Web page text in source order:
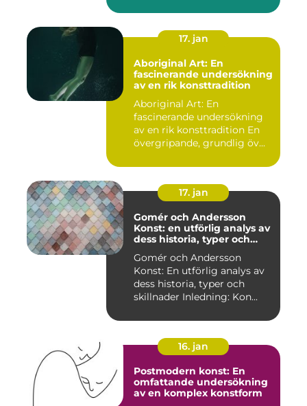
17. jan
Aboriginal Art: En
fascinerande undersökning
av en rik konsttradition
Aboriginal Art: En
fascinerande undersökning
av en rik konsttradition En
övergripande, grundlig öv...
17. jan
Gomér och Andersson
Konst: en utförlig analys av
dess historia, typer och
Gomér och Andersson
Konst: En utförlig analys av
dess historia, typer och
skillnader Inledning: Kon...
16. jan
Postmodern konst: En
omfattande undersökning
av en komplex konstform